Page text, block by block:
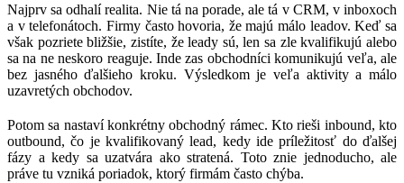
Najprv sa odhalí realita. Nie tá na porade, ale tá v CRM, v inboxoch
a v telefonátoch. Firmy často hovoria, že majú málo leadov. Keď sa
však pozriete bližšie, zistíte, že leady sú, len sa zle kvalifikujú alebo
sa na ne neskoro reaguje. Inde zas obchodníci komunikujú veľa, ale
bez jasného ďalšieho kroku. Výsledkom je veľa aktivity a málo
uzavretých obchodov.
Potom sa nastaví konkrétny obchodný rámec. Kto rieši inbound, kto
outbound, čo je kvalifikovaný lead, kedy ide príležitosť do ďalšej
fázy a kedy sa uzatvára ako stratená. Toto znie jednoducho, ale
práve tu vzniká poriadok, ktorý firmám často chýba.